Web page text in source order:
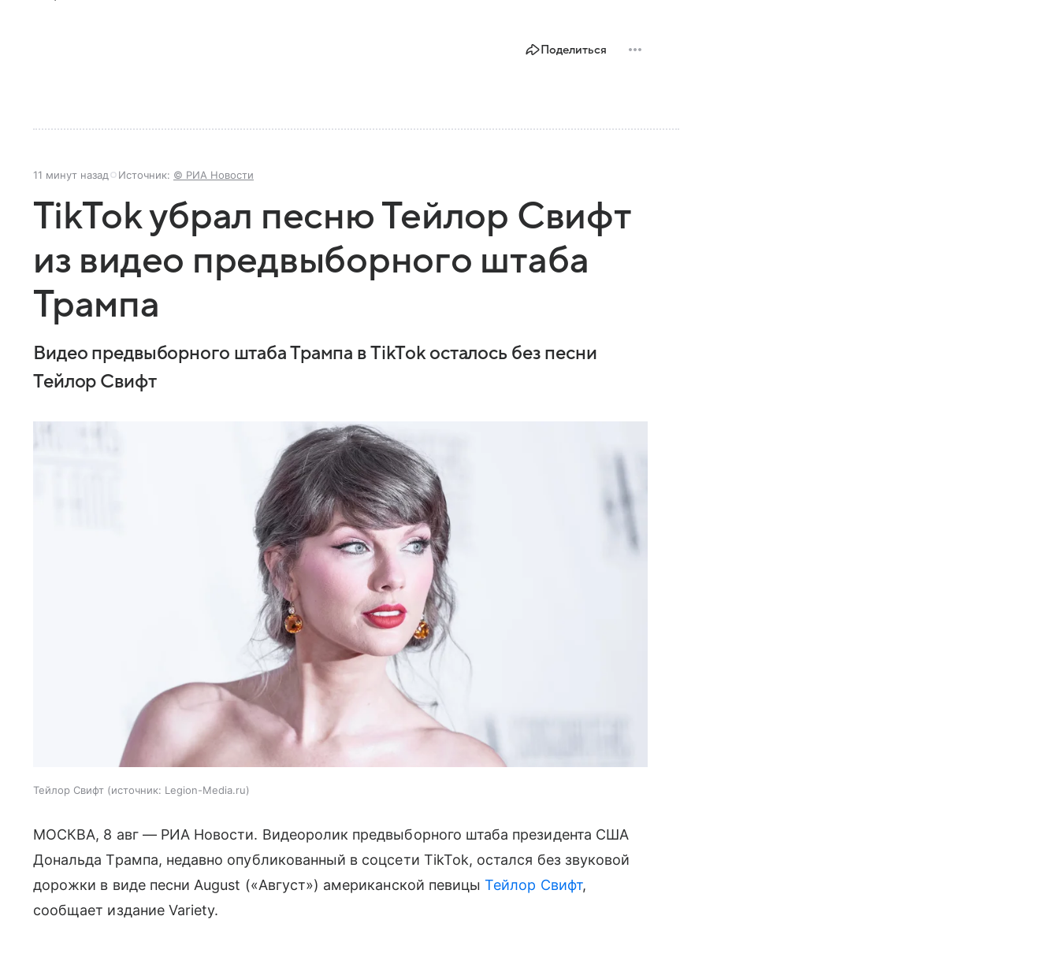
Поделиться
11 минут назад Источник: © РИА Новости
TikTok убрал песню Тейлор Свифт
из видео предвыборного штаба
Трампа
Видео предвыборного штаба Трампа в TikTok осталось без песни
Тейлор Свифт
Тейлор Свифт источник: Legion-Media.ru
МОСКВА, 8 авг — РИА Новости. Видеоролик предвыборного штаба президента США
Дональда Трампа, недавно опубликованный в соцсети TikTok, остался без звуковой
дорожки в виде песни August («Август») американской певицыТейлор Свифт,
сообщает издание Variety.